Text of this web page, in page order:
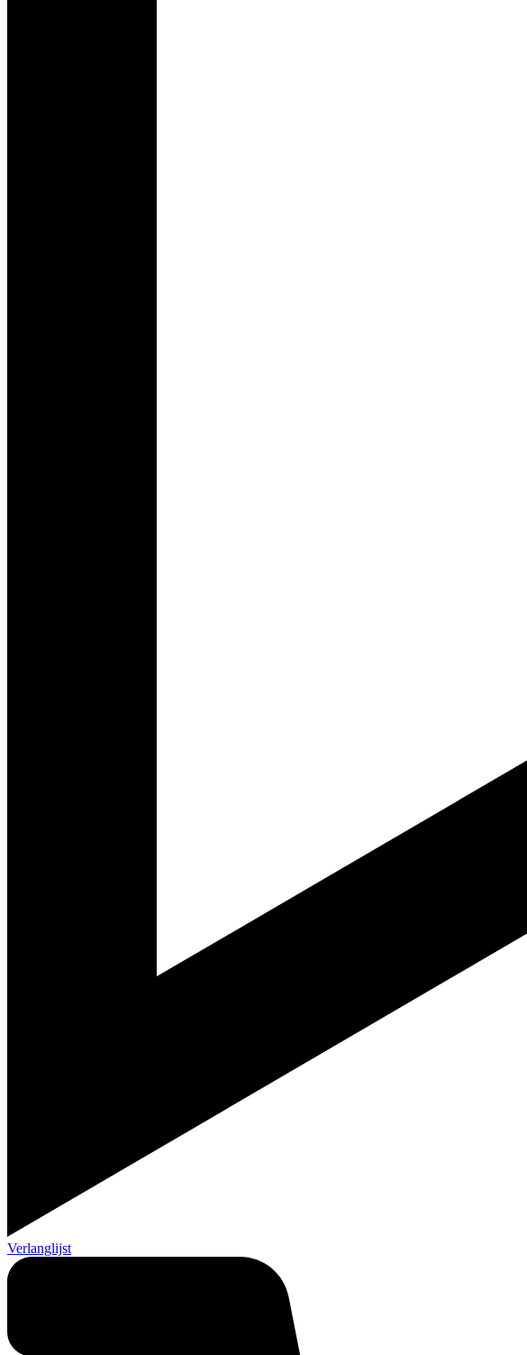
Verlanglijst